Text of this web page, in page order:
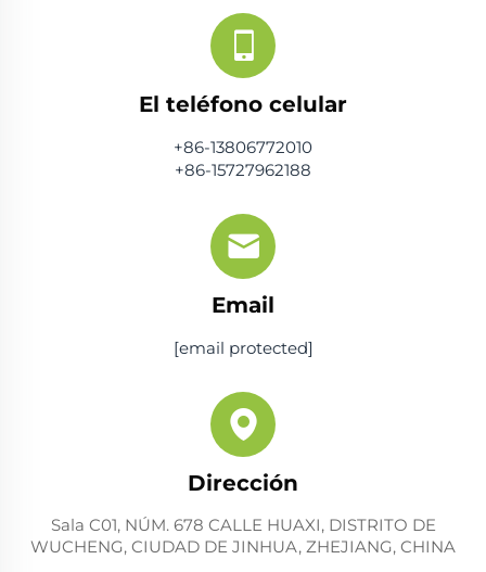
El teléfono celular
+86-13806772010
+86-15727962188
Email
[email protected]
Dirección
Sala C01, NÚM. 678 CALLE HUAXI, DISTRITO DE
WUCHENG, CIUDAD DE JINHUA, ZHEJIANG, CHINA